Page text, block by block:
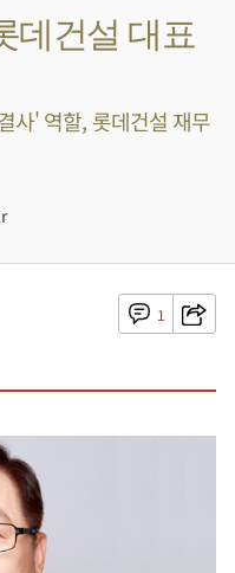
데건설 대표
사' 역할, 롯데건설 재무
1